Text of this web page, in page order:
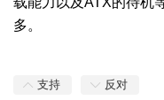
多。
支持 反对